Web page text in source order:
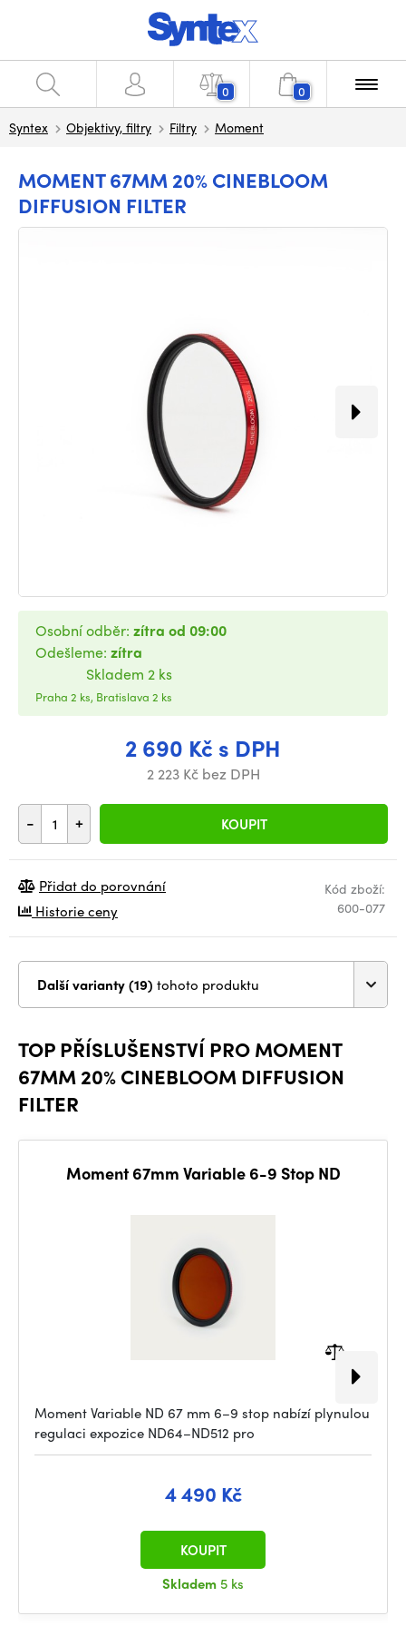
0 0
Syntex Objektivy, filtry Filtry Moment
MOMENT 67MM 20% CINEBLOOM
DIFFUSION FILTER
2 690 Kč s DPH
2 223 Kč bez DPH
- + KOUPIT
Osobní odběr: zítra od 09:00
Odešleme: zítra
Skladem 2 ks
Praha 2 ks, Bratislava 2 ks
Kód zboží:
600-077
Přidat do porovnání
Historie ceny
Další varianty (19) tohoto produktu
TOP PŘÍSLUŠENSTVÍ PRO MOMENT
67MM 20% CINEBLOOM DIFFUSION
FILTER
Moment 67mm Variable 6-9 Stop ND
Moment Variable ND 67 mm 6–9 stop nabízí plynulou
regulaci expozice ND64–ND512 pro
4 490 Kč
Skladem 5 ks
KOUPIT